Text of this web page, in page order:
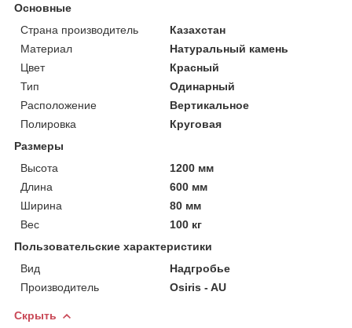
Основные
Страна производитель
Казахстан
Материал
Натуральный камень
Цвет
Красный
Тип
Одинарный
Расположение
Вертикальное
Полировка
Круговая
Размеры
Высота
1200 мм
Длина
600 мм
Ширина
80 мм
Вес
100 кг
Пользовательские характеристики
Вид
Надгробье
Производитель
Osiris - AU
Скрыть